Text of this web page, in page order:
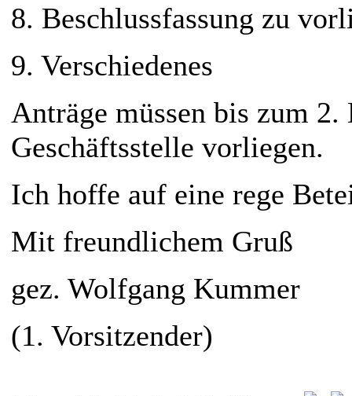
8. Beschlussfassung zu
9. Verschiedenes
Anträge müssen bis zum
Geschäftsstelle vorliegen.
Ich hoffe auf eine rege
Mit freundlichem Gruß
gez. Wolfgang Kummer
(1. Vorsitzender)